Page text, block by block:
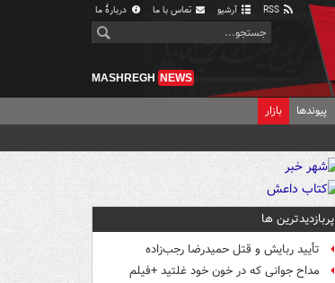
آرشیو تماس با ما دربارهٔ ما
MASHREGH NEWS
پیوندها بازار
پربازدیدترین ها
تأیید ربایش و قتل حمیدرضا رجب‌زاده
مداح جوانی که در خون خود غلتید +فیلم